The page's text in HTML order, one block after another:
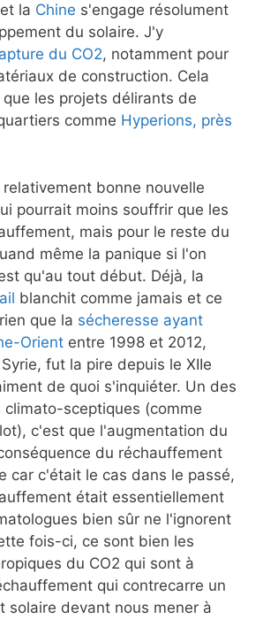
la Chine s'engage résolument
du solaire. J'y
du CO2, notamment pour
de construction. Cela
les projets délirants de
comme Hyperions, près
bonne nouvelle
pourrait moins souffrir que les
mais pour le reste du
même la panique si l'on
qu'au tout début. Déjà, la
blanchit comme jamais et ce
que la sécheresse ayant
Orient entre 1998 et 2012,
fut la pire depuis le XIIe
de quoi s'inquiéter. Un des
climato-sceptiques (comme
c'est que l'augmentation du
du réchauffement
car c'était le cas dans le passé,
était essentiellement
bien sûr ne l'ignorent
fois-ci, ce sont bien les
du CO2 qui sont à
qui contrecarre un
solaire devant nous mener à